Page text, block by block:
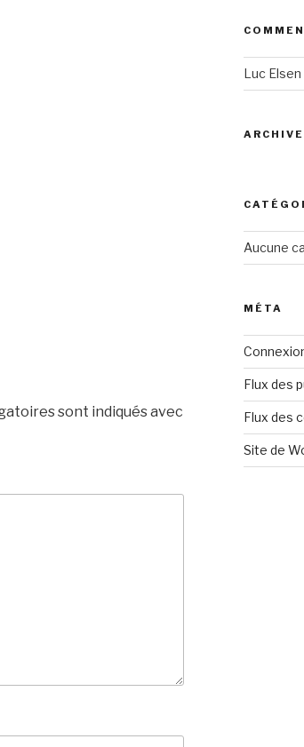
sont indiqués avec
Luc Elsen
Aucune
MÉTA
Flux des
Flux des
Site de